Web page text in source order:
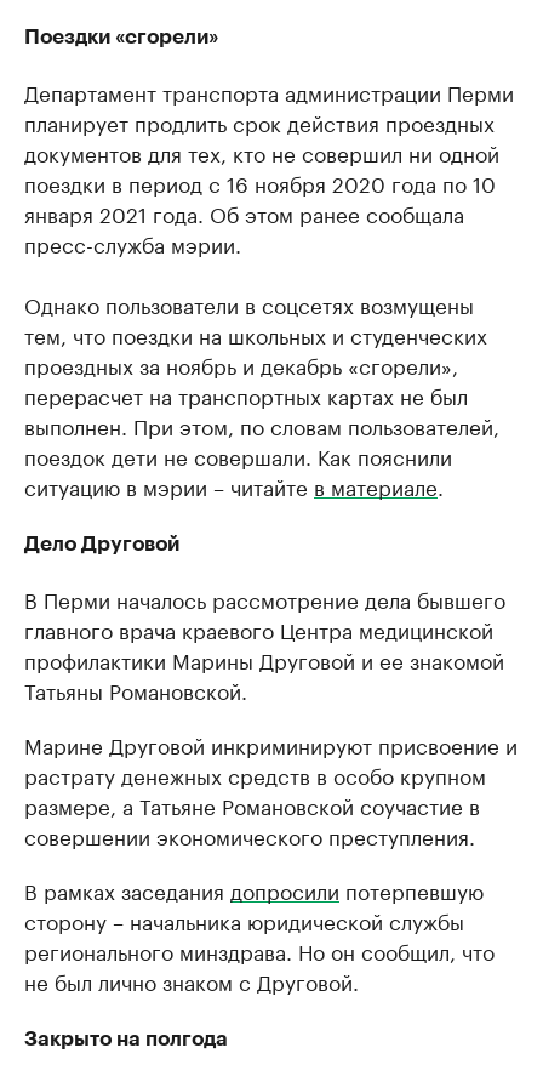
Поездки «сгорели»
Департамент транспорта администрации Перми
планирует продлить срок действия проездных
документов для тех, кто не совершил ни одной
поездки в период с 16 ноября 2020 года по 10
января 2021 года. Об этом ранее сообщала
пресс-служба мэрии.
Однако пользователи в соцсетях возмущены
тем, что поездки на школьных и студенческих
проездных за ноябрь и декабрь «сгорели»,
перерасчет на транспортных картах не был
выполнен. При этом, по словам пользователей,
поездок дети не совершали. Как пояснили
ситуацию в мэрии – читайте в материале
Дело Друговой
В Перми началось рассмотрение дела бывшего
главного врача краевого Центра медицинской
профилактики Марины Друговой и ее знакомой
Татьяны Романовской.
Марине Друговой инкриминируют присвоение и
растрату денежных средств в особо крупном
размере, а Татьяне Романовской соучастие в
совершении экономического преступления.
В рамках заседания допросили потерпевшую
сторону – начальника юридической службы
регионального минздрава. Но он сообщил, что
не был лично знаком с Друговой.
Закрыто на полгода